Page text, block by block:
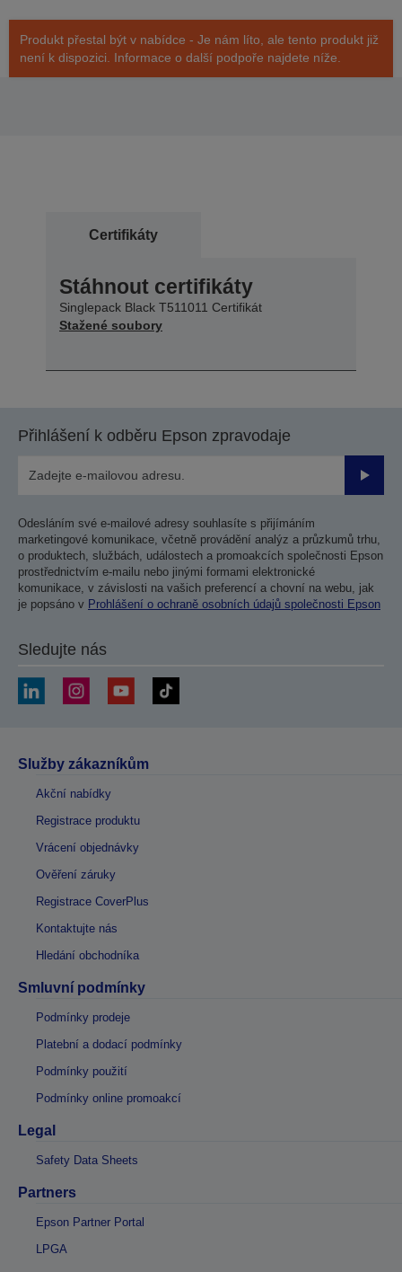
Produkt přestal být v nabídce - Je nám líto, ale tento produkt již
není k dispozici. Informace o další podpoře najdete níže.
Certifikáty
Stáhnout certifikáty
Singlepack Black T511011 Certifikát
Stažené soubory
Přihlášení k odběru Epson zpravodaje
Odesláním své e-mailové adresy souhlasíte s přijímáním
marketingové komunikace, včetně provádění analýz a průzkumů trhu,
o produktech, službách, událostech a promoakcích společnosti Epson
prostřednictvím e-mailu nebo jinými formami elektronické
komunikace, v závislosti na vašich preferencí a chovní na webu, jak
je popsáno v Prohlášení o ochraně osobních údajů společnosti Epson
Sledujte nás
Služby zákazníkům
Akční nabídky
Registrace produktu
Vrácení objednávky
Ověření záruky
Registrace CoverPlus
Kontaktujte nás
Hledání obchodníka
Smluvní podmínky
Podmínky prodeje
Platební a dodací podmínky
Podmínky použití
Podmínky online promoakcí
Legal
Safety Data Sheets
Partners
Epson Partner Portal
LPGA